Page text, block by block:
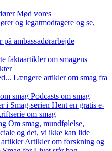
Mød vores
og legatmodtagere og se,
på ambassadørarbejde
faktaartikler om smagens
Længere artikler om smag fra
smag Podcasts om smag
i Smag-serien Hent en gratis e-
om smag
Om smag, mundfølelse,
og det, vi ikke kan lide
Artikler om forskning og